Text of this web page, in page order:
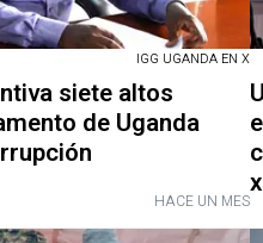
IGG UGANDA EN X
siete altos
de Uganda
HACE UN MES